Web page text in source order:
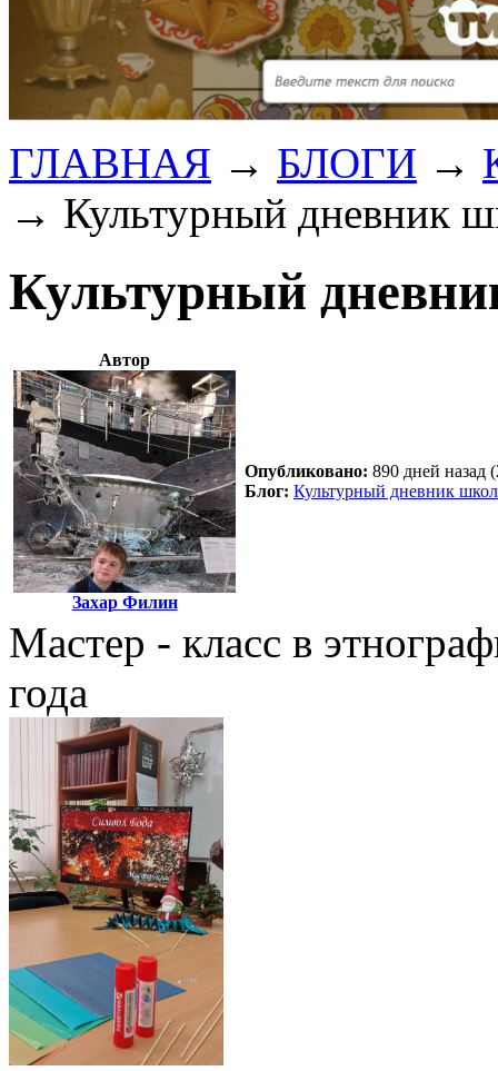
ГЛАВНАЯ → БЛОГИ →
→ Культурный дневник
Культурный
Автор
Захар Филин
Опубликовано: 890 дней назад
Блог: Культурный дневник
Мастер - класс в
года